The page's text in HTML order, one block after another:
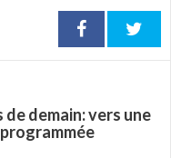
demain: vers une